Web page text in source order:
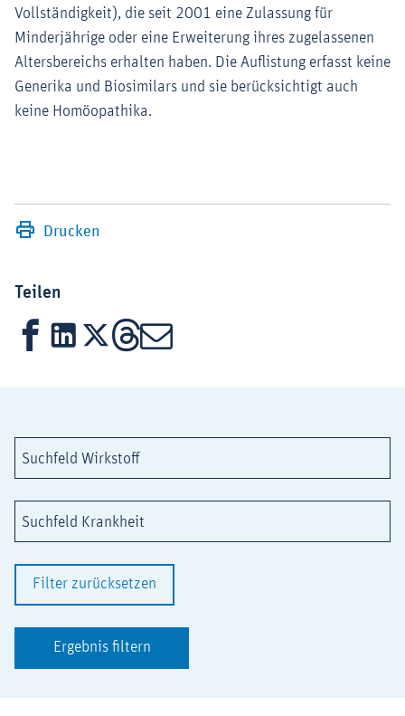
Vollständigkeit), die seit 2001 eine Zulassung für
Minderjährige oder eine Erweiterung ihres zugelassenen
Altersbereichs erhalten haben. Die Auflistung erfasst keine
Generika und Biosimilars und sie berücksichtigt auch
keine Homöopathika.
Drucken
Teilen
FacebookLinkedIn
X Threads
Mail
Suchfeld Wirkstoff
Suchfeld Krankheit
Filter zurücksetzen
Ergebnis filtern